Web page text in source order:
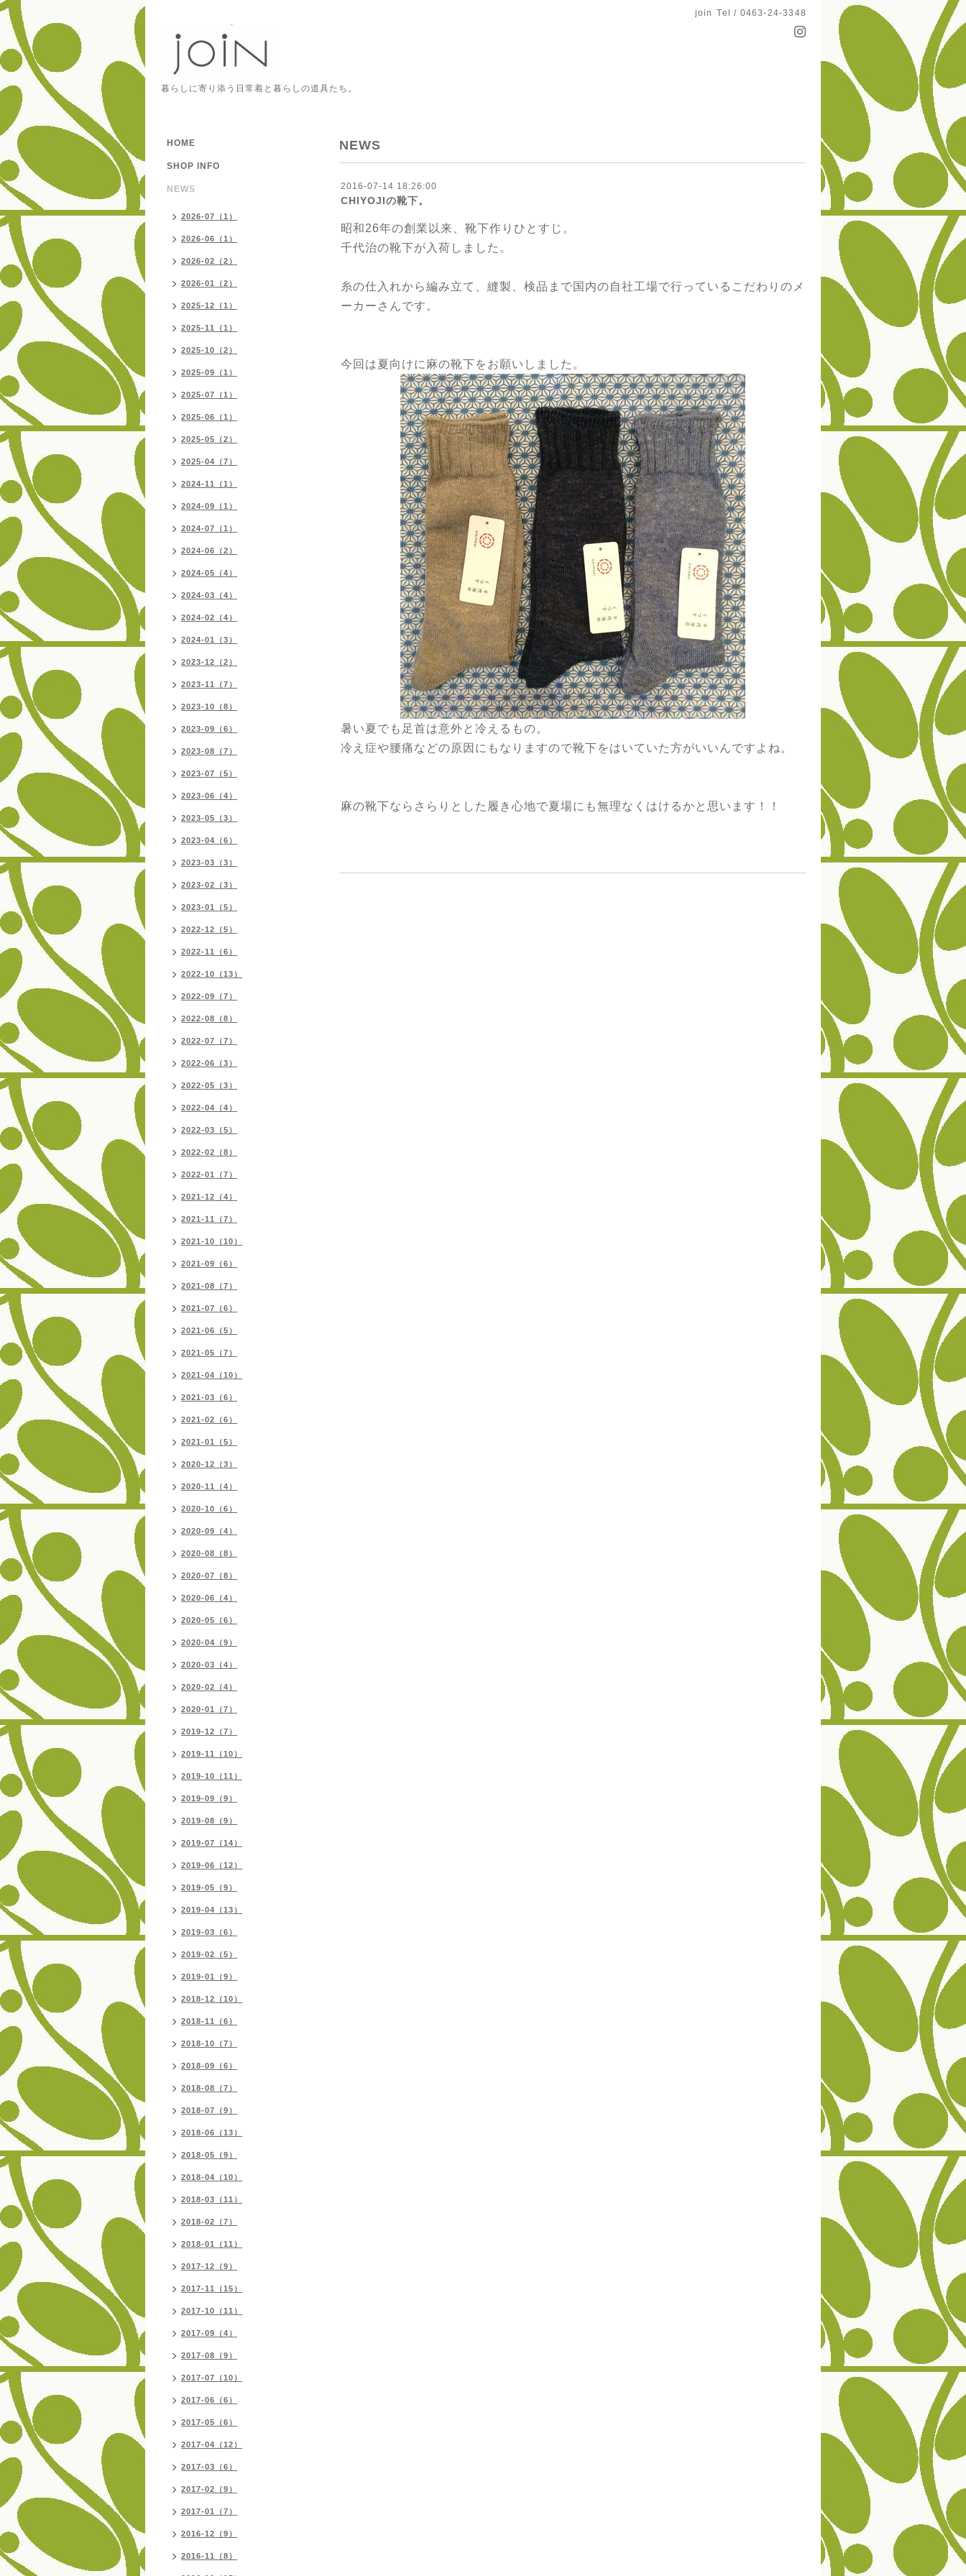
join Tel / 0463-24-3348
暮らしに寄り添う日常着と暮らしの道具たち。
NEWS
2016-07-14 18:26:00
CHIYOJIの靴下。
昭和26年の創業以来、靴下作りひとすじ。
千代治の靴下が入荷しました。
糸の仕入れから編み立て、縫製、検品まで国内の自社工場で行っているこだわりのメ
ーカーさんです。
今回は夏向けに麻の靴下をお願いしました。
暑い夏でも足首は意外と冷えるもの。
冷え症や腰痛などの原因にもなりますので靴下をはいていた方がいいんですよね。
麻の靴下ならさらりとした履き心地で夏場にも無理なくはけるかと思います！！
HOME
SHOP INFO
NEWS
2026-07（1）
2026-06（1）
2026-02（2）
2026-01（2）
2025-12（1）
2025-11（1）
2025-10（2）
2025-09（1）
2025-07（1）
2025-06（1）
2025-05（2）
2025-04（7）
2024-11（1）
2024-09（1）
2024-07（1）
2024-06（2）
2024-05（4）
2024-03（4）
2024-02（4）
2024-01（3）
2023-12（2）
2023-11（7）
2023-10（8）
2023-09（6）
2023-08（7）
2023-07（5）
2023-06（4）
2023-05（3）
2023-04（6）
2023-03（3）
2023-02（3）
2023-01（5）
2022-12（5）
2022-11（6）
2022-10（13）
2022-09（7）
2022-08（8）
2022-07（7）
2022-06（3）
2022-05（3）
2022-04（4）
2022-03（5）
2022-02（8）
2022-01（7）
2021-12（4）
2021-11（7）
2021-10（10）
2021-09（6）
2021-08（7）
2021-07（6）
2021-06（5）
2021-05（7）
2021-04（10）
2021-03（6）
2021-02（6）
2021-01（5）
2020-12（3）
2020-11（4）
2020-10（6）
2020-09（4）
2020-08（8）
2020-07（8）
2020-06（4）
2020-05（6）
2020-04（9）
2020-03（4）
2020-02（4）
2020-01（7）
2019-12（7）
2019-11（10）
2019-10（11）
2019-09（9）
2019-08（9）
2019-07（14）
2019-06（12）
2019-05（9）
2019-04（13）
2019-03（6）
2019-02（5）
2019-01（9）
2018-12（10）
2018-11（6）
2018-10（7）
2018-09（6）
2018-08（7）
2018-07（9）
2018-06（13）
2018-05（9）
2018-04（10）
2018-03（11）
2018-02（7）
2018-01（11）
2017-12（9）
2017-11（15）
2017-10（11）
2017-09（4）
2017-08（9）
2017-07（10）
2017-06（6）
2017-05（6）
2017-04（12）
2017-03（6）
2017-02（9）
2017-01（7）
2016-12（9）
2016-11（8）